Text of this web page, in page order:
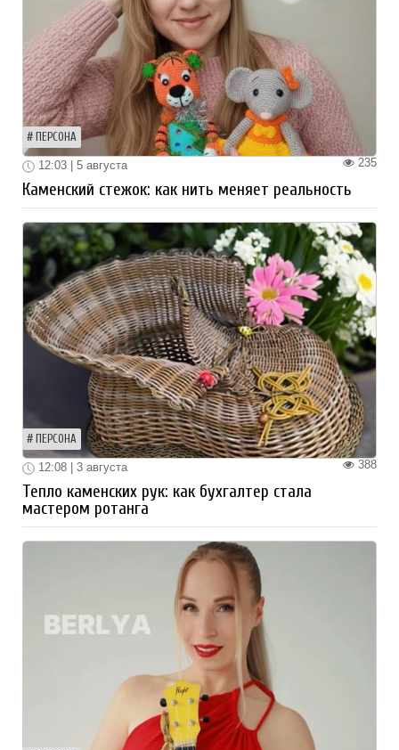
ПЕРСОНА
235
12:03 | 5 августа
Каменский стежок: как нить меняет реальность
ПЕРСОНА
388
12:08 | 3 августа
Тепло каменских рук: как бухгалтер стала
мастером ротанга